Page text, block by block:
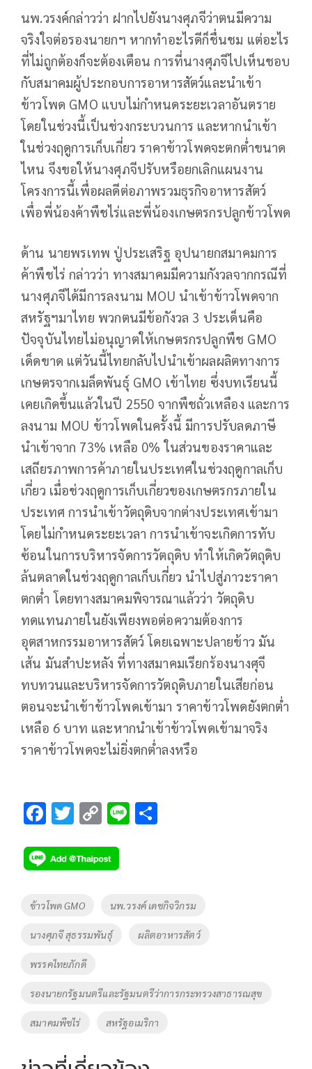
นพ.วรงค์กล่าวว่า ฝากไปยังนางศุภจีว่าตนมีความ
จริงใจต่อรองนายกฯ หากทำอะไรดีก็ชื่นชม แต่อะไร
ที่ไม่ถูกต้องก็จะต้องเตือน การที่นางศุภจีไปเห็นชอบ
กับสมาคมผู้ประกอบการอาหารสัตว์และนำเข้า
ข้าวโพด GMO แบบไม่กำหนดระยะเวลาอันตราย
โดยในช่วงนี้เป็นช่วงกระบวนการ และหากนำเข้า
ในช่วงฤดูการเก็บเกี่ยว ราคาข้าวโพดจะตกต่ำขนาด
ไหน จึงขอให้นางศุภจีปรับหรือยกเลิกแผนงาน
โครงการนี้เพื่อผลดีต่อภาพรวมธุรกิจอาหารสัตว์
เพื่อพี่น้องค้าพืชไร่และพี่น้องเกษตรกรปลูกข้าวโพด
ด้าน นายพรเทพ ปู่ประเสริฐ อุปนายกสมาคมการ
ค้าพืชไร่ กล่าวว่า ทางสมาคมมีความกังวลจากกรณีที่
นางศุภจีได้มีการลงนาม MOU นำเข้าข้าวโพดจาก
สหรัฐฯมาไทย พวกตนมีข้อกังวล 3 ประเด็นคือ
ปัจจุบันไทยไม่อนุญาตให้เกษตรกรปลูกพืช GMO
เด็ดขาด แต่วันนี้ไทยกลับไปนำเข้าผลผลิตทางการ
เกษตรจากเมล็ดพันธุ์ GMO เข้าไทย ซึ่งบทเรียนนี้
เคยเกิดขึ้นแล้วในปี 2550 จากพืชถั่วเหลือง และการ
ลงนาม MOU ข้าวโพดในครั้งนี้ มีการปรับลดภาษี
นำเข้าจาก 73% เหลือ 0% ในส่วนของราคาและ
เสถียรภาพการค้าภายในประเทศในช่วงฤดูกาลเก็บ
เกี่ยว เมื่อช่วงฤดูการเก็บเกี่ยวของเกษตรกรภายใน
ประเทศ การนำเข้าวัตถุดิบจากต่างประเทศเข้ามา
โดยไม่กำหนดระยะเวลา การนำเข้าจะเกิดการทับ
ซ้อนในการบริหารจัดการวัตถุดิบ ทำให้เกิดวัตถุดิบ
ล้นตลาดในช่วงฤดูกาลเก็บเกี่ยว นำไปสู่ภาวะราคา
ตกต่ำ โดยทางสมาคมพิจารณาแล้วว่า วัตถุดิบ
ทดแทนภายในยังเพียงพอต่อความต้องการ
อุตสาหกรรมอาหารสัตว์ โดยเฉพาะปลายข้าว มัน
เส้น มันสำปะหลัง ที่ทางสมาคมเรียกร้องนางศุจี
ทบทวนและบริหารจัดการวัตถุดิบภายในเสียก่อน
ตอนจะนำเข้าข้าวโพดเข้ามา ราคาข้าวโพดยังตกต่ำ
เหลือ 6 บาท และหากนำเข้าข้าวโพดเข้ามาจริง
ราคาข้าวโพดจะไม่ยิ่งตกต่ำลงหรือ
F
e
b
o
o
k
T
tt
er
C
p
y
Li
n
k
Li
Tags
ข้าวโพด GMO นพ.วรงค์ เดชกิจวิกรม
นางศุภจี สุธรรมพันธุ์ ผลิตอาหารสัตว์
พรรคไทยภักดี
รองนายกรัฐมนตรีและรัฐมนตรีว่าการกระทรวงสาธารณสุข
สมาคมพืชไร่ สหรัฐอเมริกา